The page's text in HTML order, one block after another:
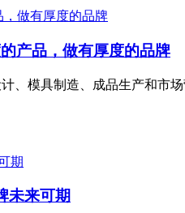
产品，做有厚度的品牌
、模具制造、成品生产和
未来可期